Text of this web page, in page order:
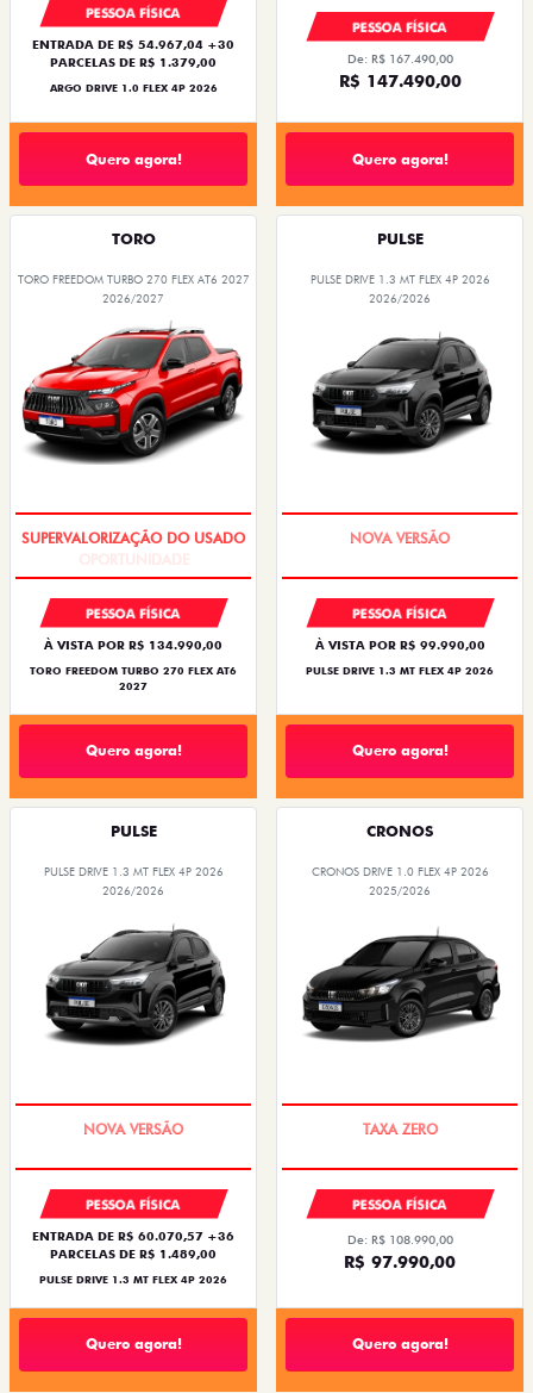
PESSOA FÍSICA
ENTRADA DE R$ 54.967,04 +30
PARCELAS DE R$ 1.379,00
ARGO DRIVE 1.0 FLEX 4P 2026
Quero agora!
PESSOA FÍSICA
De: R$ 167.490,00
R$ 147.490,00
Quero agora!
TORO
TORO FREEDOM TURBO 270 FLEX AT6 2027
2026/2027
PESSOA FÍSICA
À VISTA POR R$ 134.990,00
TORO FREEDOM TURBO 270 FLEX AT6
2027
Quero agora!
PULSE
PULSE DRIVE 1.3 MT FLEX 4P 2026
2026/2026
PESSOA FÍSICA
À VISTA POR R$ 99.990,00
PULSE DRIVE 1.3 MT FLEX 4P 2026
Quero agora!
PULSE
PULSE DRIVE 1.3 MT FLEX 4P 2026
2026/2026
PESSOA FÍSICA
ENTRADA DE R$ 60.070,57 +36
PARCELAS DE R$ 1.489,00
PULSE DRIVE 1.3 MT FLEX 4P 2026
Quero agora!
CRONOS
CRONOS DRIVE 1.0 FLEX 4P 2026
2025/2026
PESSOA FÍSICA
De: R$ 108.990,00
R$ 97.990,00
Quero agora!